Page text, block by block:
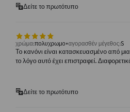
Δείτε το πρωτότυπο
χρώμα:πολυχρωμο αγορασθέν μέγεθος:S
Το κανόνι είναι κατασκευασμένο από
το λόγο αυτό έχει επιστραφεί.
Δείτε το πρωτότυπο